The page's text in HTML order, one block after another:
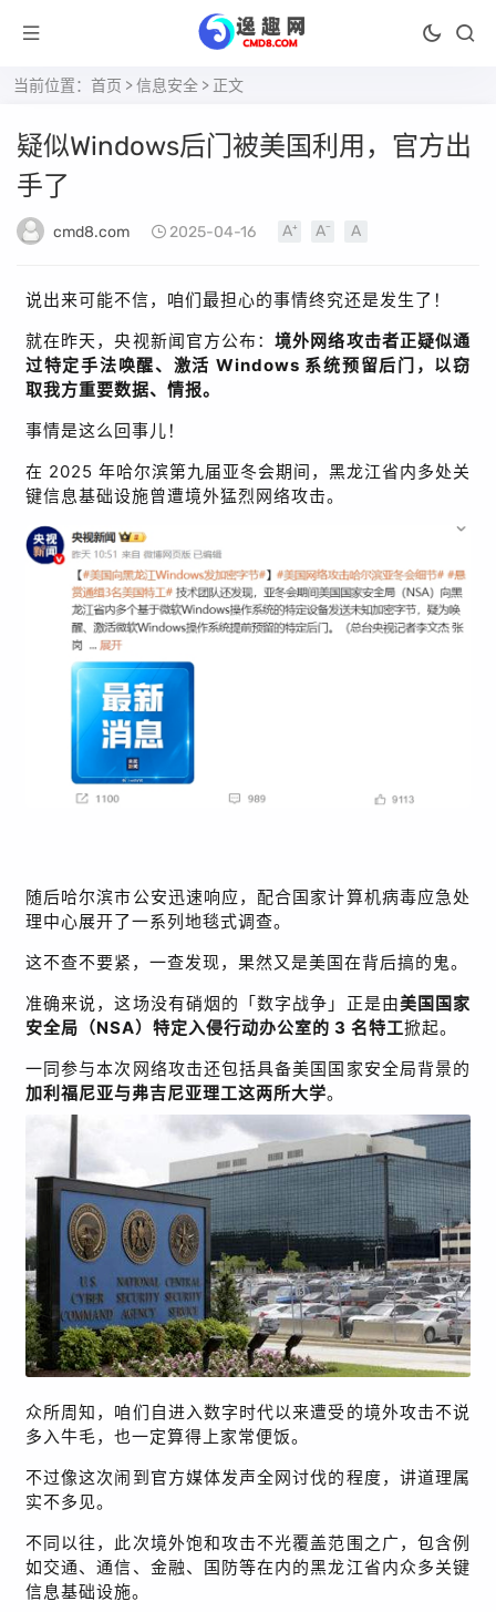
当前位置： 首页 >信息安全 > 正文
疑似Windows后门被美国利用，官方出
手了
cmd8.com 2025-04-16
说出来可能不信，咱们最担心的事情终究还是发生了！
就在昨天，央视新闻官方公布：境外网络攻击者正疑似通
过特定手法唤醒、激活 Windows 系统预留后门，以窃
取我方重要数据、情报。
事情是这么回事儿！
在 2025 年哈尔滨第九届亚冬会期间，黑龙江省内多处关
键信息基础设施曾遭境外猛烈网络攻击。
随后哈尔滨市公安迅速响应，配合国家计算机病毒应急处
理中心展开了一系列地毯式调查。
这不查不要紧，一查发现，果然又是美国在背后搞的鬼。
准确来说，这场没有硝烟的「数字战争」正是由美国国家
安全局（NSA） 特定入侵行动办公室的 3 名特工掀起。
一同参与本次网络攻击还包括具备美国国家安全局背景的
加利福尼亚与弗吉尼亚理工这两所大学。
众所周知，咱们自进入数字时代以来遭受的境外攻击不说
多入牛毛，也一定算得上家常便饭。
不过像这次闹到官方媒体发声全网讨伐的程度，讲道理属
实不多见。
不同以往，此次境外饱和攻击不光覆盖范围之广，包含例
如交通、通信、金融、国防等在内的黑龙江省内众多关键
信息基础设施。